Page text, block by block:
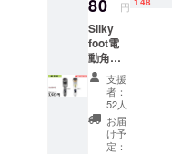
らいいなぁ
と考えてい
た商品を作
りました。
お客様に
80 円
Silky
foot電
動角質
リムー
バ １
点 超早
割約
28％OF
F 5,500
支援
者：
52人
お届
け予
定：